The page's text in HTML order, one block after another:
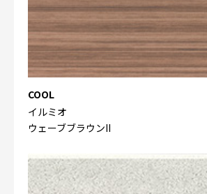
COOL
イルミオ
ウェーブブラウンII